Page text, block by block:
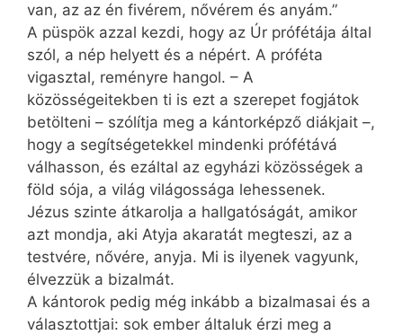
van, az az én fivérem, nővérem és anyám.”
A püspök azzal kezdi, hogy az Úr prófétája által
szól, a nép helyett és a népért. A próféta
vigasztal, reményre hangol. – A
közösségeitekben ti is ezt a szerepet fogjátok
betölteni – szólítja meg a kántorképző diákjait –,
hogy a segítségetekkel mindenki prófétává
válhasson, és ezáltal az egyházi közösségek a
föld sója, a világ világossága lehessenek.
Jézus szinte átkarolja a hallgatóságát, amikor
azt mondja, aki Atyja akaratát megteszi, az a
testvére, nővére, anyja. Mi is ilyenek vagyunk,
élvezzük a bizalmát.
A kántorok pedig még inkább a bizalmasai és a
választottjai: sok ember általuk érzi meg a